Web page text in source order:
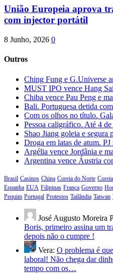
União Europeia aprova
com injector portátil
8 Junho, 2026 0
Outros
Ching Fung e G.Universe
MUST IPO vence Hang
Chiba vence Pau Peng e
Bali. Portuguesa detida
Com os olhos no título.
Pessoa caligráfico. Até 4
Shao Jiang goleia e segura
Droga em latas de atum.
Argélia vence Jordânia e
Argentina vence Áustria
Brasil Casinos China Coreia do Norte
Espanha EUA Filipinas França Governo
Pequim Portugal Protestos Tailândia Taiwan
José Augusto Moreira
Boris, primeiro assina um
depois não o cumpre !
Vera: O problema é
laboral! Não chega dar
tempo com os…